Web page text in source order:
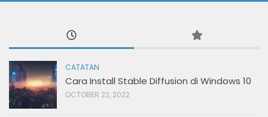
CATATAN
Cara Install Stable Diffusion di Windows 10
OCTOBER 22, 2022